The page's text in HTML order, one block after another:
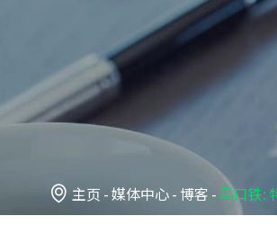
 主页 媒体中心 博客 马口铁: